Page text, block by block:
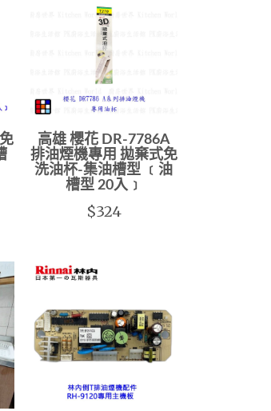
高雄 櫻花 DR-7786A
排油煙機專用 拋棄式免
洗油杯-集油槽型 ﹝油
槽型 20入﹞
$324